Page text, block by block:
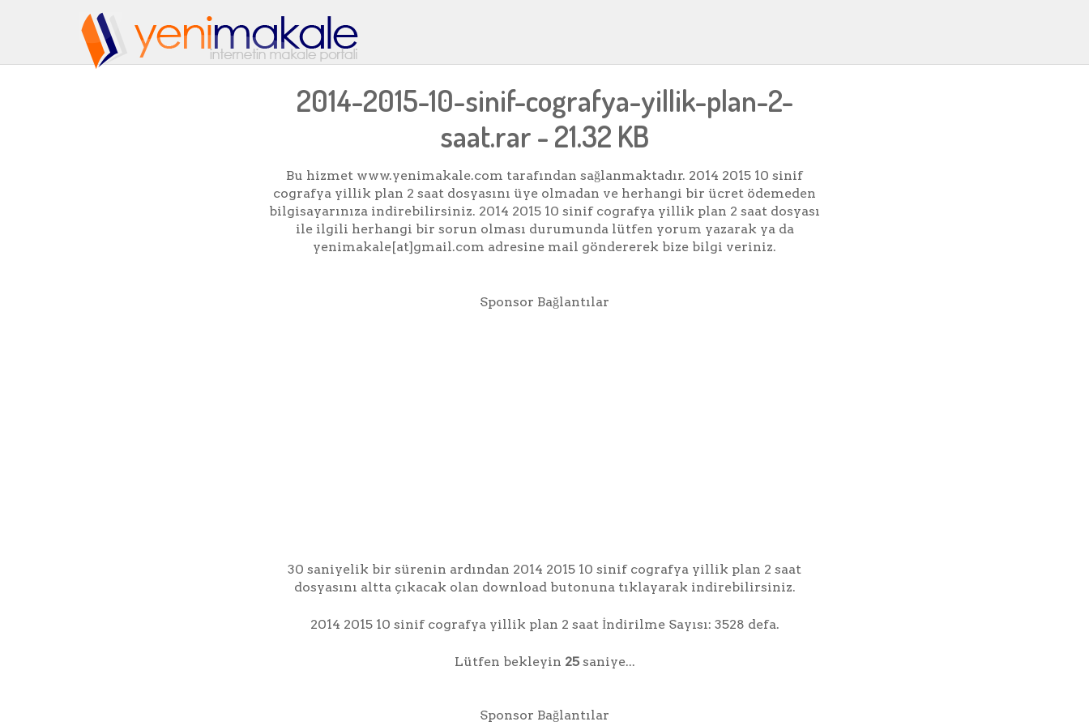
2014-2015-10-sinif-cografya-yillik-plan-2-
saat.rar - 21.32 KB
Bu hizmet www.yenimakale.com tarafından sağlanmaktadır. 2014 2015 10 sinif
cografya yillik plan 2 saat dosyasını üye olmadan ve herhangi bir ücret ödemeden
bilgisayarınıza indirebilirsiniz. 2014 2015 10 sinif cografya yillik plan 2 saat dosyası
ile ilgili herhangi bir sorun olması durumunda lütfen yorum yazarak ya da
yenimakale[at]gmail.com adresine mail göndererek bize bilgi veriniz.
Sponsor Bağlantılar
30 saniyelik bir sürenin ardından 2014 2015 10 sinif cografya yillik plan 2 saat
dosyasını altta çıkacak olan download butonuna tıklayarak indirebilirsiniz.
2014 2015 10 sinif cografya yillik plan 2 saat İndirilme Sayısı: 3528 defa.
Lütfen bekleyin 24 saniye...
Sponsor Bağlantılar